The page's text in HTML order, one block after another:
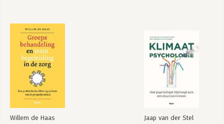
Willem de Haas Jaap van der Stel